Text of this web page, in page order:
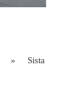
»
Sista